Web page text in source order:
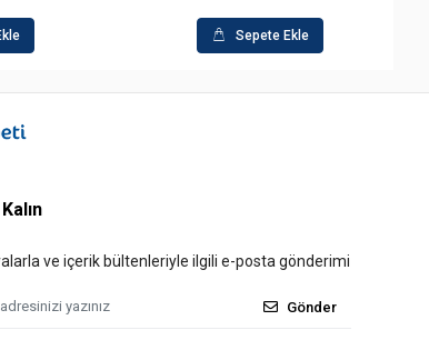
Sepete Ekle
ve içerik bültenleriyle ilgili e-posta gönderimi
Gönder